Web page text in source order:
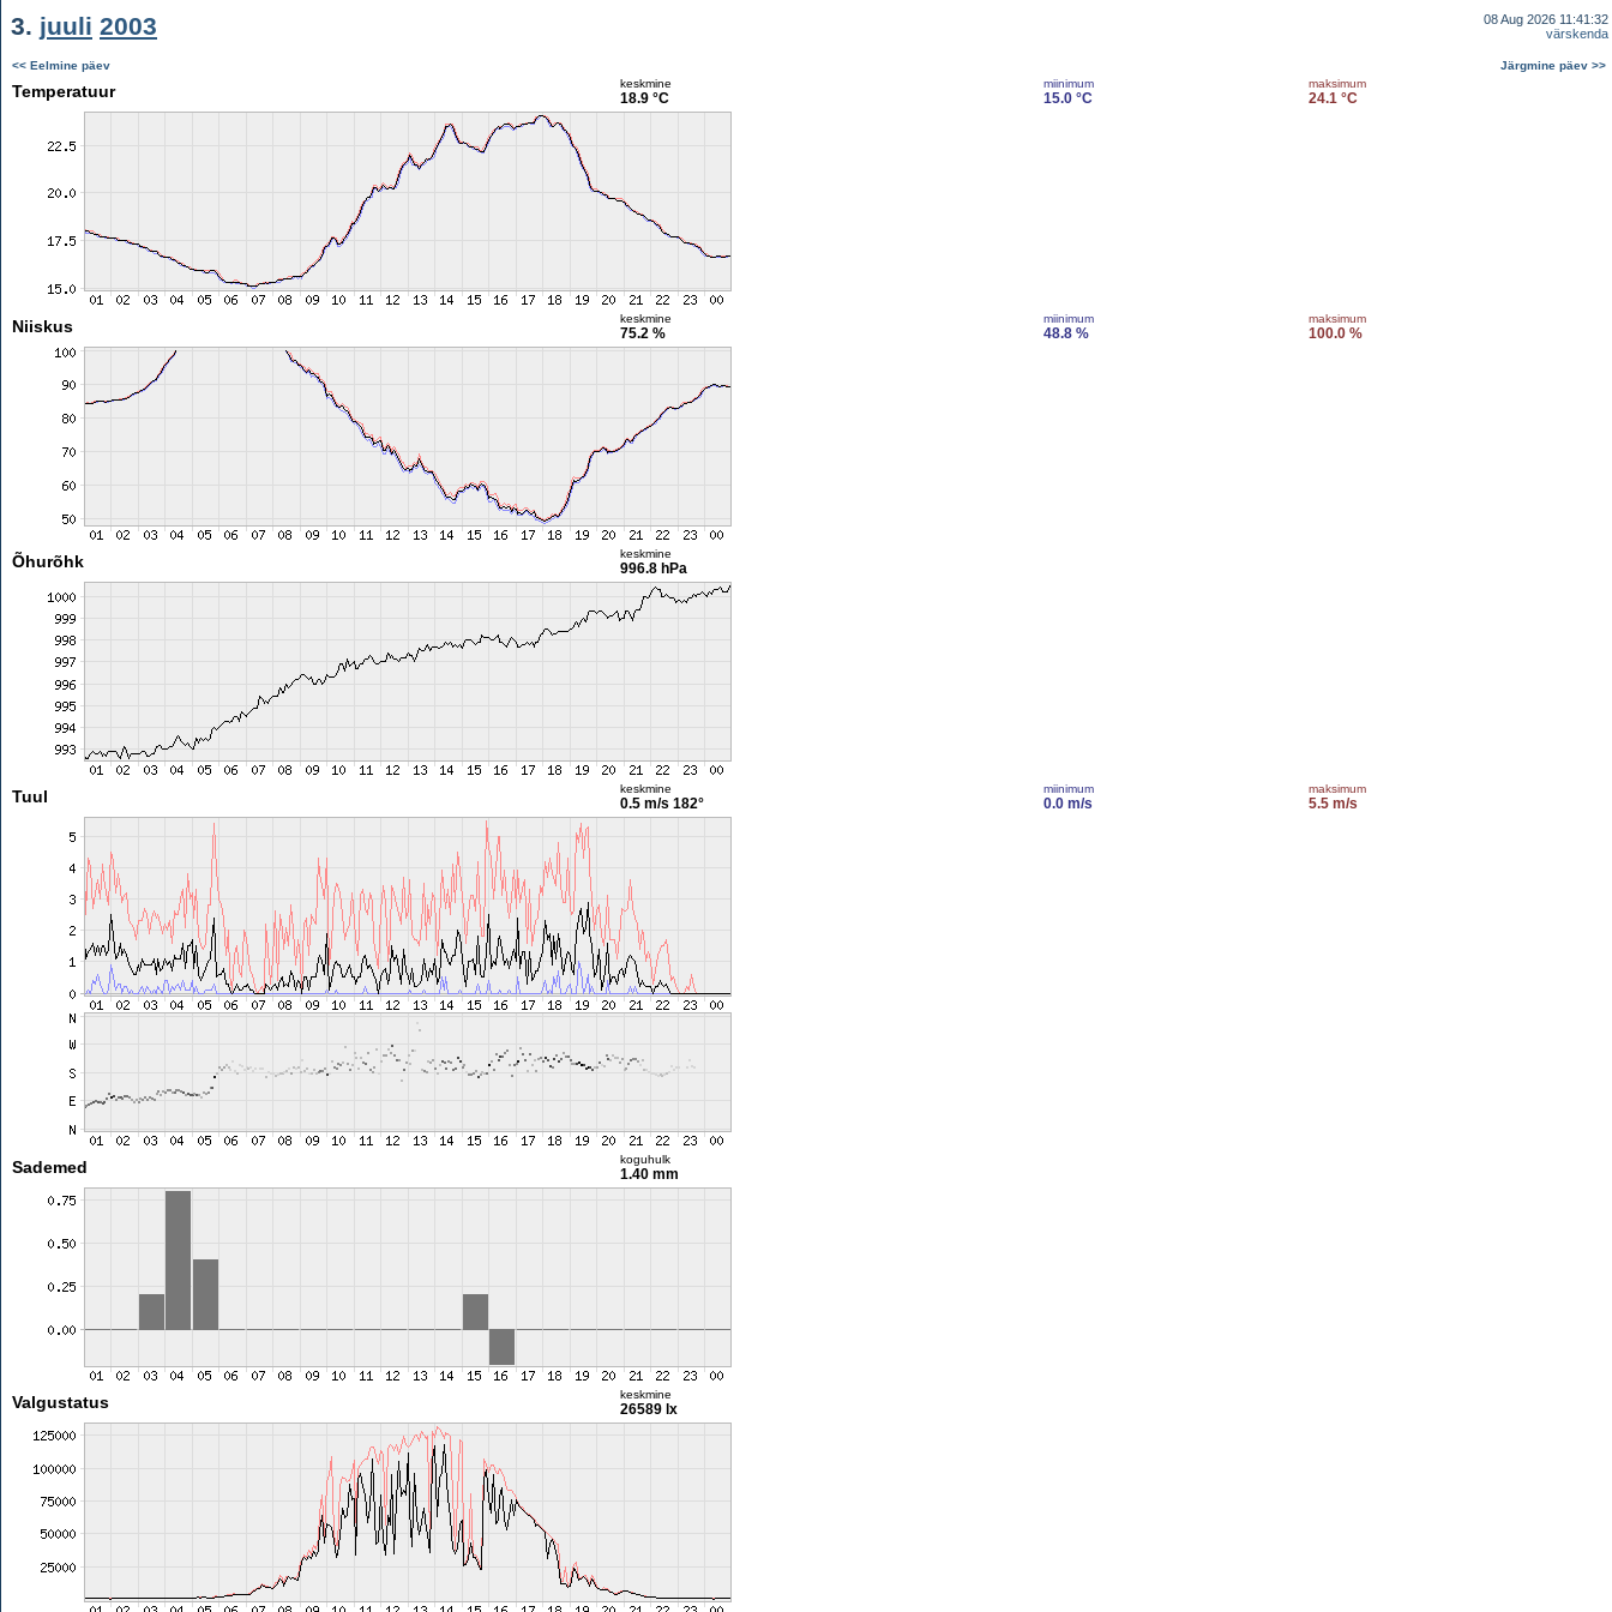
3. juuli 2003
08 Aug 2026 11:41:32
värskenda
<< Eelmine päev Järgmine päev >>
Temperatuur keskmine
18.9 °C
miinimum
15.0 °C
maksimum
24.1 °C
Niiskus keskmine
75.2 %
miinimum
48.8 %
maksimum
100.0 %
Õhurõhk keskmine
996.8 hPa
Tuul keskmine
0.5 m/s 182°
miinimum
0.0 m/s
maksimum
5.5 m/s
Sademed koguhulk
1.40 mm
Valgustatus keskmine
26589 lx